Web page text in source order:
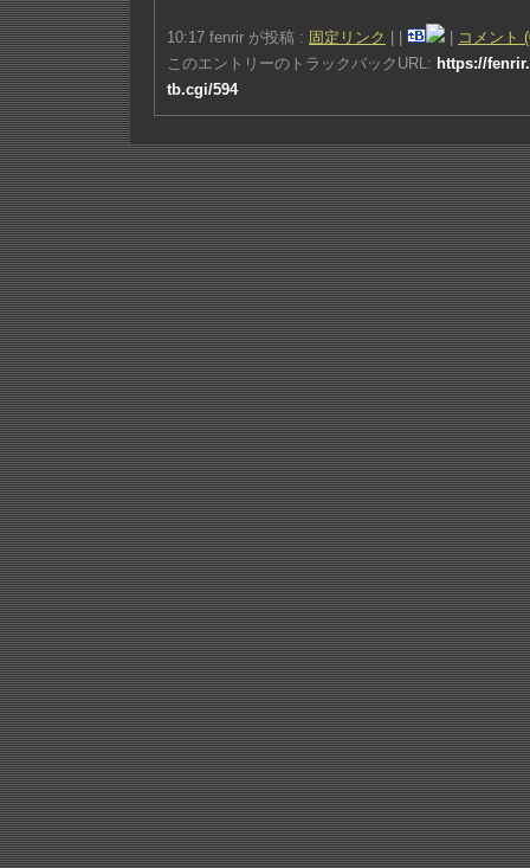
10:17 fenrir が投稿 : 固定リンク
コメント
このエントリーのトラックバックURL: https://
tb.cgi/594